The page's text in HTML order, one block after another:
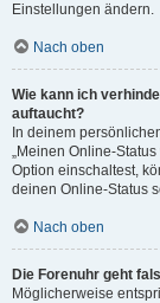
Einstellungen ändern.
Nach oben
Wie kann ich
auftaucht?
In deinem
„Meinen Online-
Option einschaltest,
deinen Online-Status
Nach oben
Die Forenuhr geht
Möglicherweise